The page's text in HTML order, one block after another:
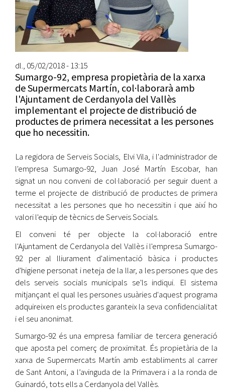
dl., 05/02/2018 - 13:15
Sumargo-92, empresa propietària de la xarxa
de Supermercats Martín, col·laborarà amb
l'Ajuntament de Cerdanyola del Vallès
implementant el projecte de distribució de
productes de primera necessitat a les persones
que ho necessitin.
La regidora de Serveis Socials, Elvi Vila, i l'administrador de
l'empresa Sumargo-92, Juan José Martín Escobar, han
signat un nou conveni de col·laboració per seguir duent a
terme el projecte de distribució de productes de primera
necessitat a les persones que ho necessitin i que així ho
valori l'equip de tècnics de Serveis Socials.
El conveni té per objecte la col·laboració entre
l'Ajuntament de Cerdanyola del Vallès i l'empresa Sumargo-
92 per al lliurament d'alimentació bàsica i productes
d'higiene personat i neteja de la llar, a les persones que des
dels serveis socials municipals se'ls indiqui. El sistema
mitjançant el qual les persones usuàries d'aquest programa
adquireixen els productes garanteix la seva confidencialitat
i el seu anonimat.
Sumargo-92 és una empresa familiar de tercera generació
que aposta pel comerç de proximitat. És propietària de la
xarxa de Supermercats Martín amb establiments al carrer
de Sant Antoni, a l’avinguda de la Primavera i a la ronda de
Guinardó, tots ells a Cerdanyola del Vallès.